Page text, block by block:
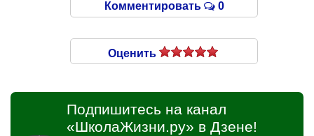
Комментировать 0
Оценить
Подпишитесь на канал
«ШколаЖизни.ру» в Дзене!